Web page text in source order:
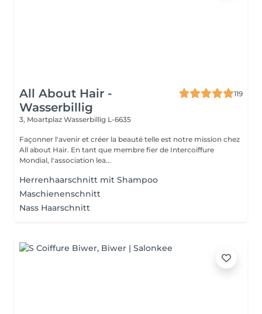
All About Hair -
Wasserbillig
119
3, Moartplaz Wasserbillig L-6635
Façonner l'avenir et créer la beauté telle est notre mission chez
All about Hair. En tant que membre fier de Intercoiffure
Mondial, l'association lea...
Herrenhaarschnitt mit Shampoo
Maschienenschnitt
Nass Haarschnitt